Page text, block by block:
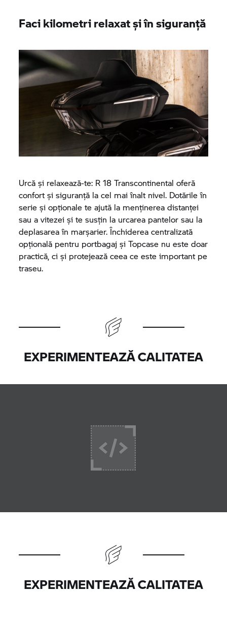
Faci kilometri relaxat și în siguranță
Urcă și relaxează-te: R 18 Transcontinental oferă
confort și siguranță la cel mai înalt nivel. Dotările în
serie și opționale te ajută la menținerea distanței
sau a vitezei și te susțin la urcarea pantelor sau la
deplasarea în marșarier. Închiderea centralizată
opțională pentru portbagaj și Topcase nu este doar
practică, ci și protejează ceea ce este important pe
traseu.
EXPERIMENTEAZĂ CALITATEA
EXPERIMENTEAZĂ CALITATEA